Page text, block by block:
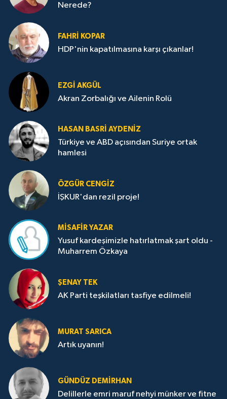
Nerede?
FAHRI KOPAR
HDP'nin kapatılmasına karşı çıkanlar!
EZGI AKGÜL
Akran Zorbalığı ve Ailenin Rolü
HASAN BASRI AYDENIZ
Türkiye ve ABD açısından Suriye ortak
hamlesi
ÖZGÜR CENGIZ
İŞKUR'dan rezil proje!
MISAFIR YAZAR
Yusuf kardeşimizle hatırlatmak şart oldu -
Muharrem Özkaya
ŞENAY TEK
AK Parti teşkilatları tasfiye edilmeli!
MURAT SARICA
Artık uyanın!
GÜNDÜZ DEMIRHAN
Delillerle emri maruf nehyi münker ve fitne